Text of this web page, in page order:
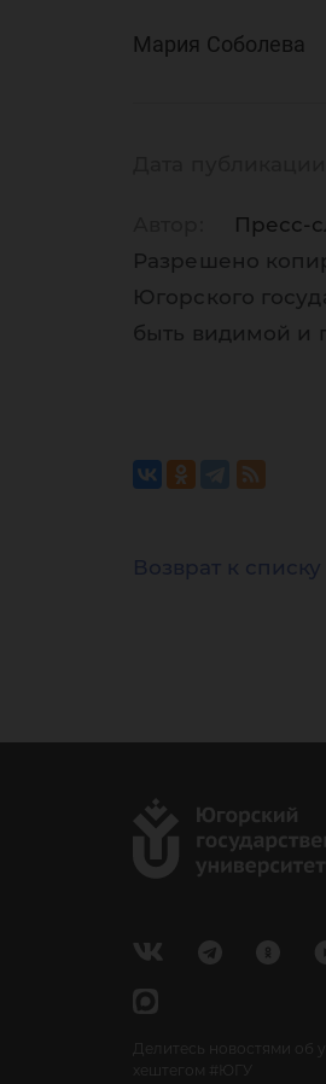
Мария Соболева
Пресс-
Разрешено
Югорского
быть видимой и
Возврат к списку
Делитесь новостями об
хештегом #ЮГУ